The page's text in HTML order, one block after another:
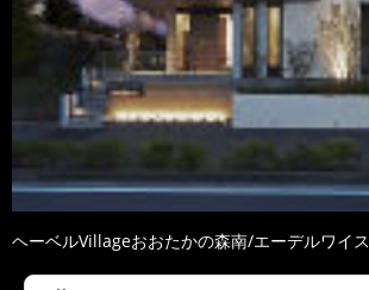
ヘーベルVillageおおたかの森南/エーデルワイス